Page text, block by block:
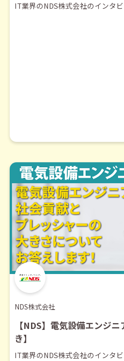
IT業界のNDS株式会社のインタビ
NDS株式会社
【NDS】電気設備エンジ
き】
IT業界のNDS株式会社のインタビ